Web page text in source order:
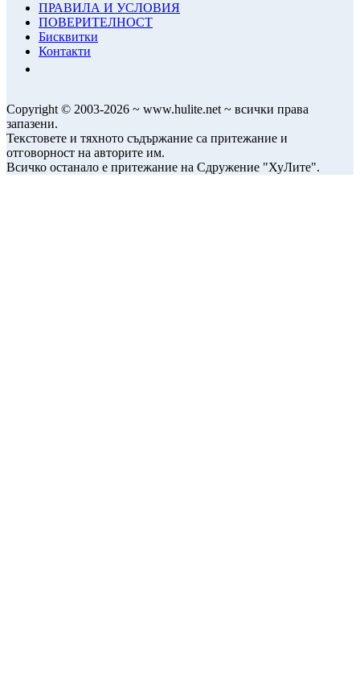
ПРАВИЛА И УСЛОВИЯ
ПОВЕРИТЕЛНОСТ
Бисквитки
Контакти
Copyright © 2003-2026 ~ www.hulite.net ~ всички права
запазени.
Текстовете и тяхното съдържание са притежание и
отговорност на авторите им.
Всичко останало е притежание на Сдружение "ХуЛите".